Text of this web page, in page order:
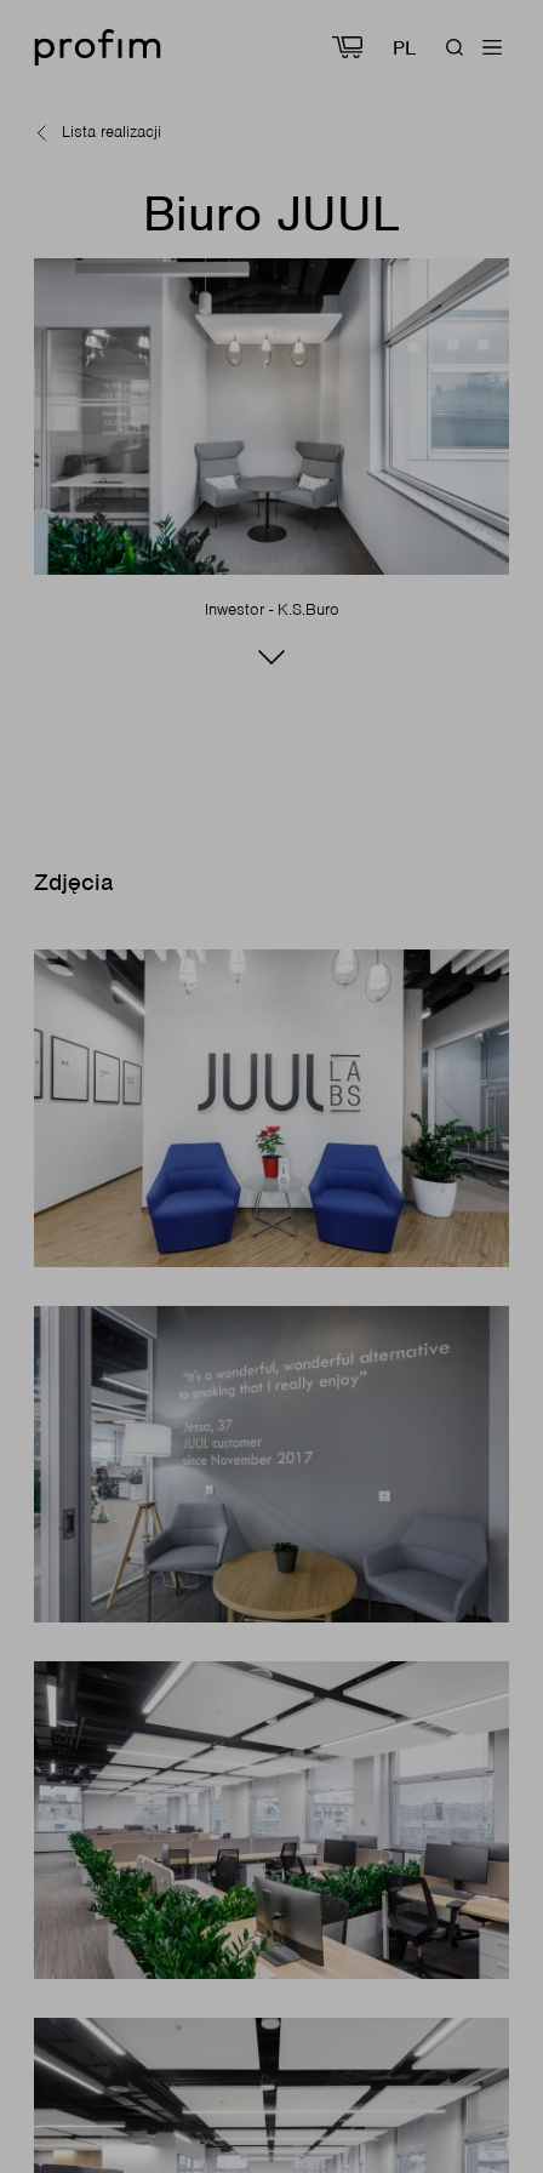
PL
Lista realizacji
Biuro JUUL
Inwestor - K.S.Buro
Zdjęcia